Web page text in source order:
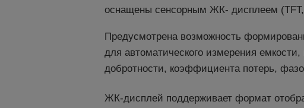
оснащены сенсорным ЖК- дисплеем (TFT,
Предусмотрена возможность
для автоматического измерения
добротности, коэффициента потерь,
ЖК-дисплей поддерживает формат